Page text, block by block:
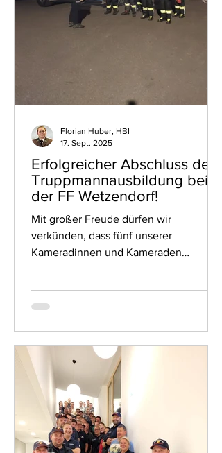
Erfolgreicher Abschluss der
Truppmannausbildung bei
der FF Wetzendorf!
Mit großer Freude dürfen wir
verkünden, dass fünf unserer
Kameradinnen und Kameraden
Florian Huber, HBI
17. Sept. 2025